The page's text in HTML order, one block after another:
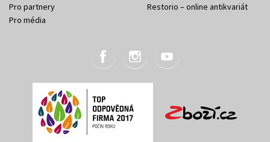
Pro partnery
Pro média
Restorio – online antikvariát